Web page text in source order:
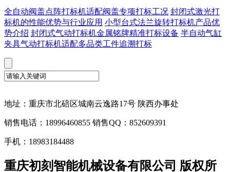
全自动阀盖点阵打标机适配阀盖专项打标工况 封闭式激光打
标机的性能优势与行业应用 小型台式法兰旋转打标机产品优
势介绍 封闭式气动打标机金属铭牌精准打标设备 半自动气缸
夹具气动打标机适配多品类工件追溯打标
地址：重庆市北碚区城南云逸路17号 陕西办事处
销售电话：18996460855 销售QQ：852609391
手机：18983184488
重庆初刻智能机械设备有限公司 版权所